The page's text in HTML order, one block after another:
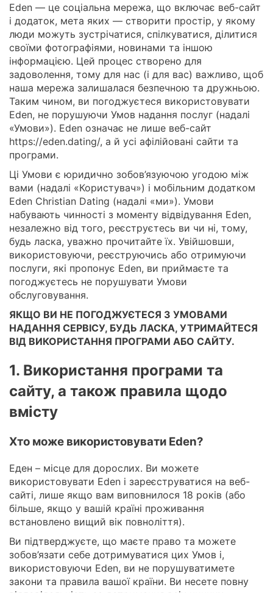
Eden — це соціальна мережа, що включає веб-сайт
і додаток, мета яких — створити простір, у якому
люди можуть зустрічатися, спілкуватися, ділитися
своїми фотографіями, новинами та іншою
інформацією. Цей процес створено для
задоволення, тому для нас (і для вас) важливо, щоб
наша мережа залишалася безпечною та дружньою.
Таким чином, ви погоджуєтеся використовувати
Eden, не порушуючи Умов надання послуг (надалі
«Умови»). Eden означає не лише веб-сайт
https://eden.dating/, а й усі афілійовані сайти та
програми.
Ці Умови є юридично зобов’язуючою угодою між
вами (надалі «Користувач») і мобільним додатком
Eden Christian Dating (надалі «ми»). Умови
набувають чинності з моменту відвідування Eden,
незалежно від того, реєструєтесь ви чи ні, тому,
будь ласка, уважно прочитайте їх. Увійшовши,
використовуючи, реєструючись або отримуючи
послуги, які пропонує Eden, ви приймаєте та
погоджуєтесь не порушувати Умови
обслуговування.
ЯКЩО ВИ НЕ ПОГОДЖУЄТЕСЯ З УМОВАМИ
НАДАННЯ СЕРВІСУ, БУДЬ ЛАСКА, УТРИМАЙТЕСЯ
ВІД ВИКОРИСТАННЯ ПРОГРАМИ АБО САЙТУ.
1. Використання програми та
сайту, а також правила щодо
вмісту
Хто може використовувати Eden?
Еден – місце для дорослих. Ви можете
використовувати Eden і зареєструватися на веб-
сайті, лише якщо вам виповнилося 18 років (або
більше, якщо у вашій країні проживання
встановлено вищий вік повноліття).
Ви підтверджуєте, що маєте право та можете
зобов’язати себе дотримуватися цих Умов і,
використовуючи Eden, ви не порушуватимете
закони та правила вашої країни. Ви несете повну